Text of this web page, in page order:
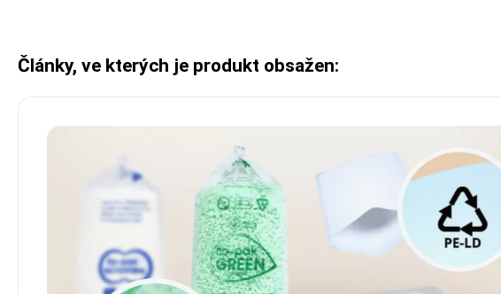
Články, ve kterých je produkt obsažen: